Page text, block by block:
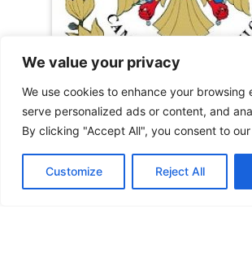
We value your privacy
We use cookies to enhance your browsing
serve personalized ads or content, and
By clicking "Accept All", you consent to
Customize Reject All
SNST la Camera
Comisia pentru Muncă din Camera
Sindicatul Naţional Sport şi Tineret să